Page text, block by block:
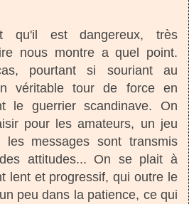
qu'il est dangereux, très
nous montre a quel point.
pourtant si souriant au
véritable tour de force en
le guerrier scandinave. On
pour les amateurs, un jeu
les messages sont transmis
attitudes... On se plait à
lent et progressif, qui outre le
peu dans la patience, ce qui